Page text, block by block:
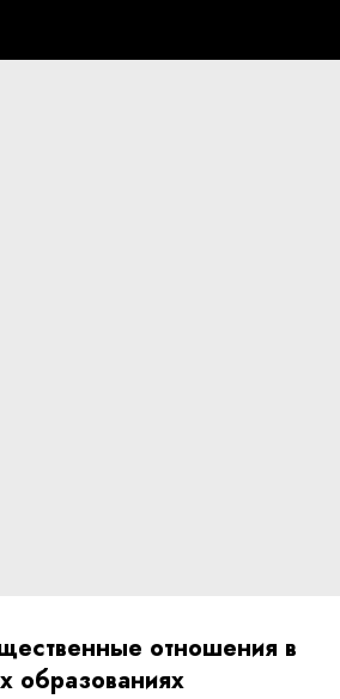
отношения в
образованиях